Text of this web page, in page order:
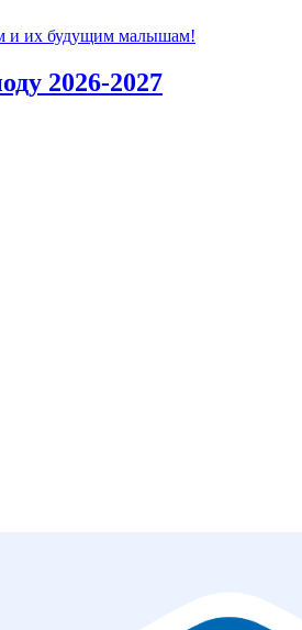
и их будущим малышам!
2026-2027